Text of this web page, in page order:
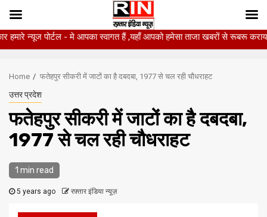
- मे आपका स्वागत हैं ,यहाँ आपको हमेसा ताजा खबरों से रूबरू कराया
content
Home फतेहपुर सीकरी में जाटों का है दबदबा, 1977 से चल रही चौधराहट
उत्तर प्रदेश
फतेहपुर सीकरी में जाटों का है दबदबा,
1977 से चल रही चौधराहट
1 min read
5 years ago रफ़्तार इंडिया न्यूज़